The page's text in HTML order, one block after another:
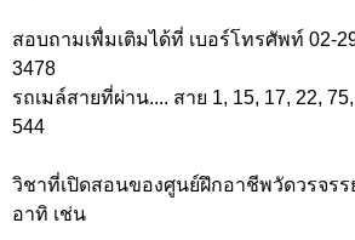
สอบถามเพื่มเติมได้ที่ เบอร์โทรศัพท์ 02-
3478
รถเมล์สายที่ผ่าน.... สาย 1, 15, 17, 22,
544
วิชาที่เปิดสอนของศูนย์ฝึกอาชีพวัดวรจร
อาทิ เช่น